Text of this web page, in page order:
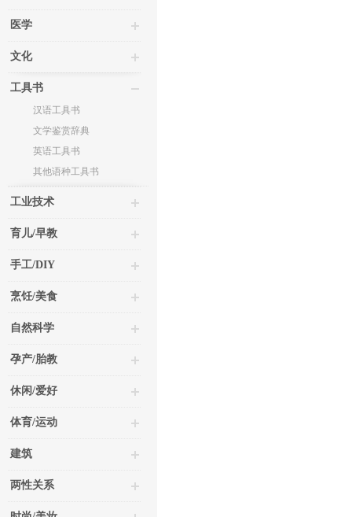
医学
文化
工具书
汉语工具书
文学鉴赏辞典
英语工具书
其他语种工具书
工业技术
育儿/早教
手工/DIY
烹饪/美食
自然科学
孕产/胎教
休闲/爱好
体育/运动
建筑
两性关系